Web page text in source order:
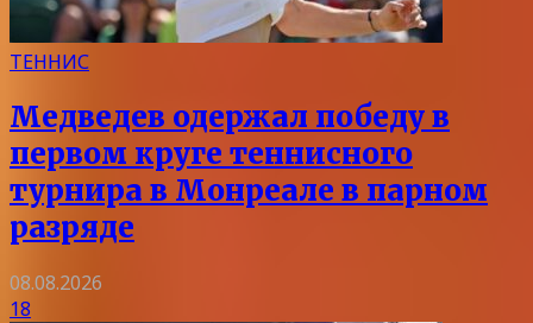
ТЕННИС
Медведев одержал победу в
первом круге теннисного
турнира в Монреале в парном
разряде
08.08.2026
18